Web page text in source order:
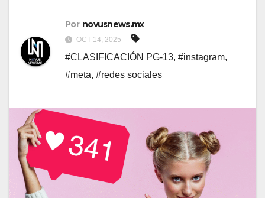
Por novusnews.mx
OCT 14, 2025
#CLASIFICACIÓN PG-13, #instagram,
#meta, #redes sociales